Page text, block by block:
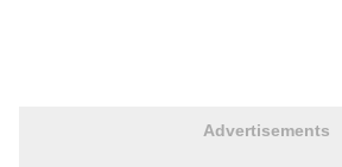
Advertisements